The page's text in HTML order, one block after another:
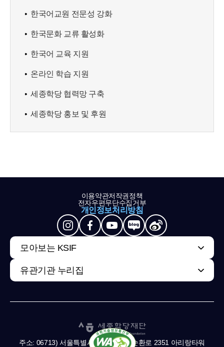
한국어교원 전문성 강화
한국문화 교류 활성화
한국어 교육 지원
온라인 학습 지원
세종학당 협력망 구축
세종학당 홍보 및 후원
이용약관저작권정책
전자우편무단수집거부
개인정보처리방침
모아보는 KSIF
유관기관 누리집
주소: 06713) 서울특별시 서초구 남부순환로 2351 아리랑타워